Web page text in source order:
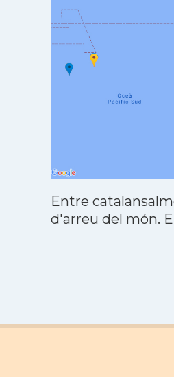
Entre
d'arreu del món.